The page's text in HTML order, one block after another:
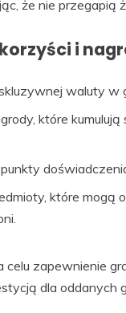
że nie przegapią
i
waluty w
które
które mogą
celu zapewnienie
dla oddanych